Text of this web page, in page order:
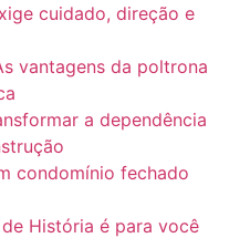
cuidado, direção e
vantagens da poltrona
a dependência
condomínio fechado
História é para você